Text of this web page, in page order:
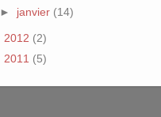
► janvier (14)
2012 (2)
2011 (5)